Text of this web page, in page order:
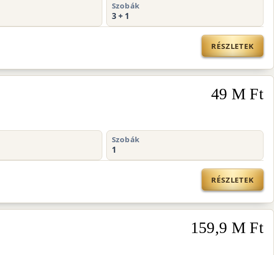
Szobák
3 + 1
RÉSZLETEK
49 M Ft
Szobák
1
RÉSZLETEK
159,9 M Ft